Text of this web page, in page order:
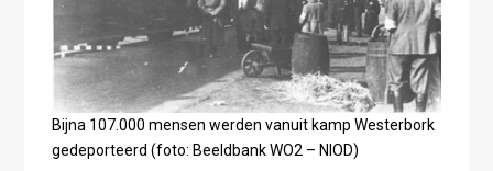
Bijna 107.000 mensen werden vanuit kamp Westerbork
gedeporteerd (foto: Beeldbank WO2 – NIOD)